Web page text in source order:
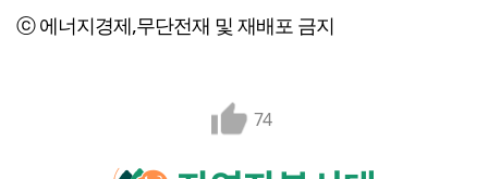
ⓒ 에너지경제,무단전재 및 재배포 금지
74